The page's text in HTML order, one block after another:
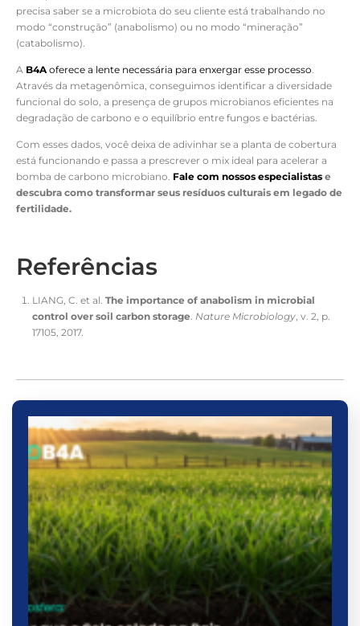
precisa saber se a microbiota do seu cliente está trabalhando no
modo “construção” (anabolismo) ou no modo “mineração”
(catabolismo).
A B4Aoferece a lente necessária para enxergar esse processo.
Através da metagenômica, conseguimos identificar a diversidade
funcional do solo, a presença de grupos microbianos eficientes na
degradação de carbono e o equilíbrio entre fungos e bactérias.
Com esses dados, você deixa de adivinhar se a planta de cobertura
está funcionando e passa a prescrever o mix ideal para acelerar a
bomba de carbono microbiano. Fale com nossos especialistas e
descubra como transformar seus resíduos culturais em legado de
fertilidade.
Referências
LIANG, C. et al. The importance of anabolism in microbial
control over soil carbon storage Nature Microbiology , v. 2, p.
17105, 2017.